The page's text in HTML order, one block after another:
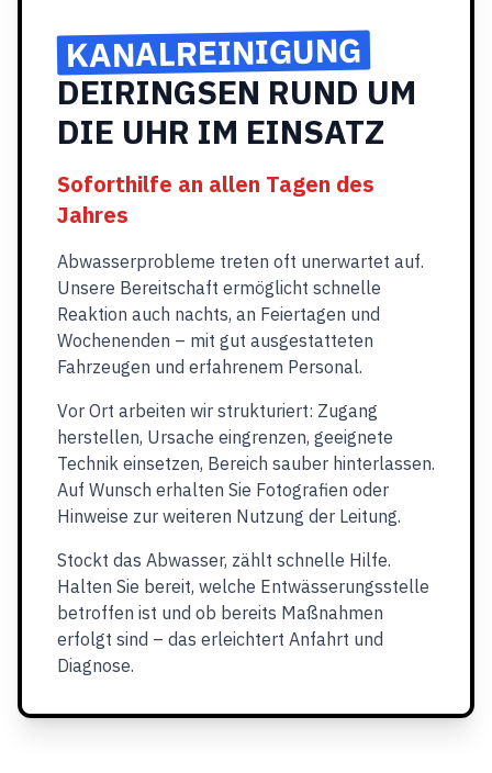
KANALREINIGUNG
DEIRINGSEN RUND UM
DIE UHR IM EINSATZ
Soforthilfe an allen Tagen des
Jahres
Abwasserprobleme treten oft unerwartet auf.
Unsere Bereitschaft ermöglicht schnelle
Reaktion auch nachts, an Feiertagen und
Wochenenden – mit gut ausgestatteten
Fahrzeugen und erfahrenem Personal.
Vor Ort arbeiten wir strukturiert: Zugang
herstellen, Ursache eingrenzen, geeignete
Technik einsetzen, Bereich sauber hinterlassen.
Auf Wunsch erhalten Sie Fotografien oder
Hinweise zur weiteren Nutzung der Leitung.
Stockt das Abwasser, zählt schnelle Hilfe.
Halten Sie bereit, welche Entwässerungsstelle
betroffen ist und ob bereits Maßnahmen
erfolgt sind – das erleichtert Anfahrt und
Diagnose.